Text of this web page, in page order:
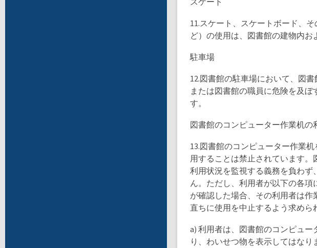
11.スケート、スケートボード、
ど）の使用は、図書館の建物内お
駐車場
12.図書館の駐車場において、図
または図書館の職員に危険を及
す。
図書館のコンピューター作業机の
13.図書館のコンピューター作業
用することは禁止されています
利用状況を監視する義務を負わ
ん。ただし、利用者が以下の各
が確認した場合、その利用者は作
直ちに使用を中止するよう求めら
a) 利用者は、図書館のコンピュ
り、わいせつ物を表示してはなり